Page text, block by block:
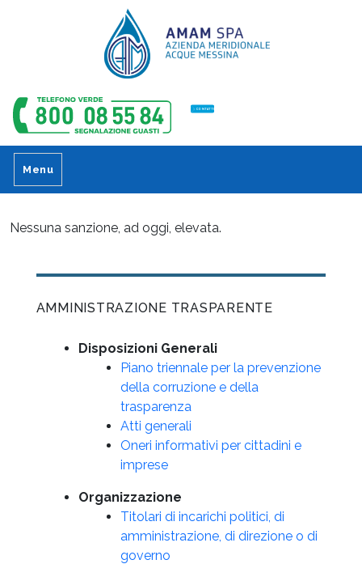
CONTATTI
Menu
Nessuna sanzione, ad oggi, elevata.
AMMINISTRAZIONE TRASPARENTE
Disposizioni Generali
Piano triennale per la prevenzione
della corruzione e della
trasparenza
Atti generali
Oneri informativi per cittadini e
imprese
Organizzazione
Titolari di incarichi politici, di
amministrazione, di direzione o di
governo